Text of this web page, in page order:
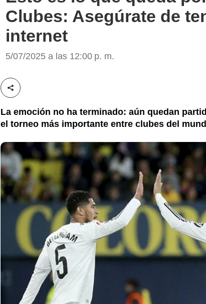
Clubes: Asegúrate de
internet
5/07/2025 a las 12:00 p. m.
Compartir esta noticia
La emoción no ha terminado: aún quedan
el torneo más importante entre clubes del